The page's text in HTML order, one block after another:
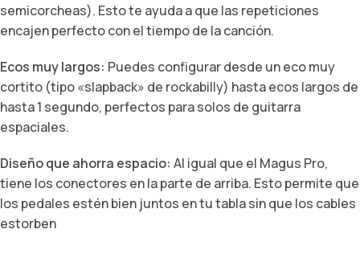
semicorcheas). Esto te ayuda a que las repeticiones
encajen perfecto con el tiempo de la canción.
Ecos muy largos: Puedes configurar desde un eco muy
cortito (tipo «slapback» de rockabilly) hasta ecos largos de
hasta 1 segundo, perfectos para solos de guitarra
espaciales.
Diseño que ahorra espacio: Al igual que el Magus Pro,
tiene los conectores en la parte de arriba. Esto permite que
los pedales estén bien juntos en tu tabla sin que los cables
estorben